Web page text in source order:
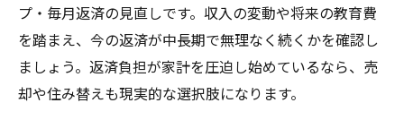
プ・毎月返済の見直しです。収入の変動や将来の教育費
を踏まえ、今の返済が中長期で無理なく続くかを確認し
ましょう。返済負担が家計を圧迫し始めているなら、売
却や住み替えも現実的な選択肢になります。